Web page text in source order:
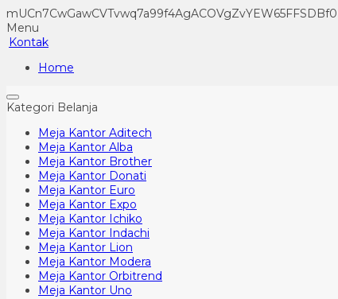
mUCn7CwGawCVTvwq7a99f4AgACOVgZvYEW65FFSDBf0
Menu
Kontak
Home
Kategori Belanja
Meja Kantor Aditech
Meja Kantor Alba
Meja Kantor Brother
Meja Kantor Donati
Meja Kantor Euro
Meja Kantor Expo
Meja Kantor Ichiko
Meja Kantor Indachi
Meja Kantor Lion
Meja Kantor Modera
Meja Kantor Orbitrend
Meja Kantor Uno